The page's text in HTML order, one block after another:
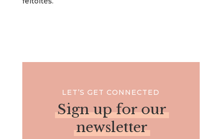
LET’S GET CONNECTED
Sign up for our
newsletter